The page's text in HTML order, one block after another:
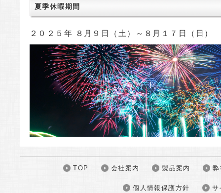
夏季休暇期間
２０２５年 ８月９日（土）～８月１７日（日）
TOP 会社案内 製品案内
個人情報保護方針 サ